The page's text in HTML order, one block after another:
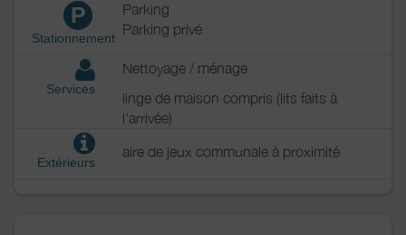
P
Stationnement
Parking
Parking privé
Services
Nettoyage / ménage
linge de maison compris (lits faits à
l'arrivée)
Extérieurs
aire de jeux communale à proximité